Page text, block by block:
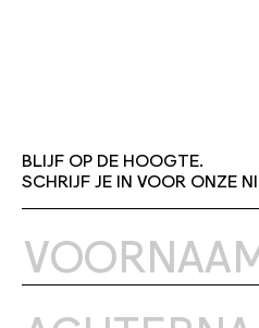
BLIJF OP DE HOOGTE.
SCHRIJF JE IN VOOR ONZE